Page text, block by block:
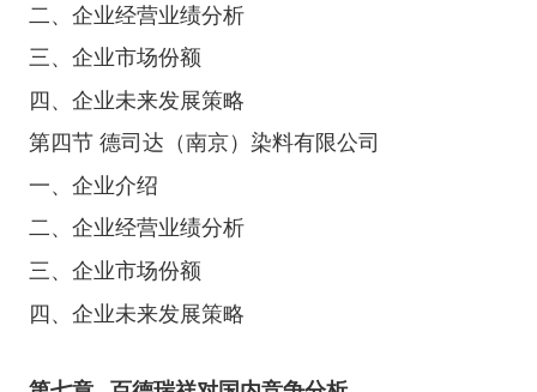
二、企业经营业绩分析
三、企业市场份额
四、企业未来发展策略
第四节 德司达（南京）染料有限公司
一、企业介绍
二、企业经营业绩分析
三、企业市场份额
四、企业未来发展策略